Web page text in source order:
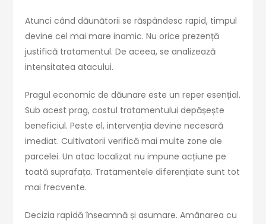
Atunci când dăunătorii se răspândesc rapid, timpul
devine cel mai mare inamic. Nu orice prezență
justifică tratamentul. De aceea, se analizează
intensitatea atacului.
Pragul economic de dăunare este un reper esențial.
Sub acest prag, costul tratamentului depășește
beneficiul. Peste el, intervenția devine necesară
imediat. Cultivatorii verifică mai multe zone ale
parcelei. Un atac localizat nu impune acțiune pe
toată suprafața. Tratamentele diferențiate sunt tot
mai frecvente.
Decizia rapidă înseamnă și asumare. Amânarea cu